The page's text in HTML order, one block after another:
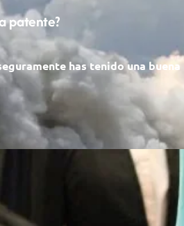
patente?
has tenido una